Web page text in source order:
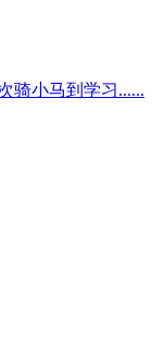
骑小马到学习......